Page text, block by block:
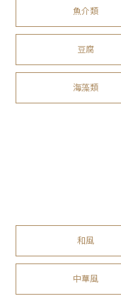
魚介類
豆腐
海藻類
和風
中華風